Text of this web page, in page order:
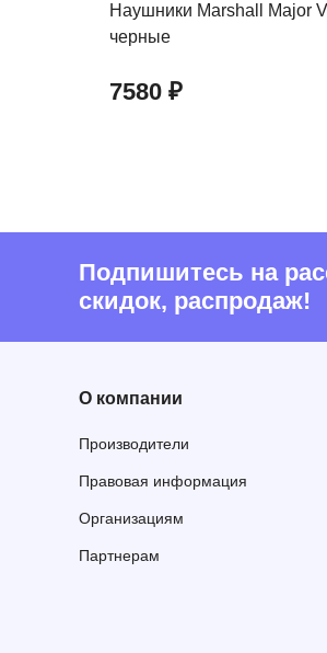
Наушники Marshall Major
черные
7580 ₽
Подпишитесь на
скидок, распродаж!
О компании
Производители
Правовая информация
Организациям
Партнерам